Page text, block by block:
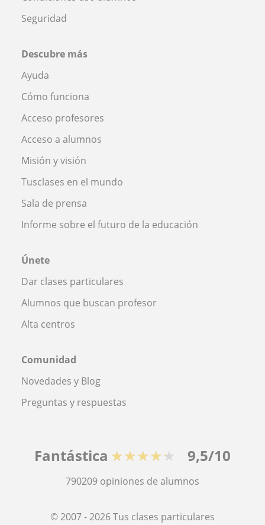
Seguridad
Descubre más
Ayuda
Cómo funciona
Acceso profesores
Acceso a alumnos
Misión y visión
Tusclases en el mundo
Sala de prensa
Informe sobre el futuro de la educación
Únete
Dar clases particulares
Alumnos que buscan profesor
Alta centros
Comunidad
Novedades y Blog
Preguntas y respuestas
Fantástica ★★★★★ 9,5/10
790209 opiniones de alumnos
© 2007 - 2026 Tus clases particulares